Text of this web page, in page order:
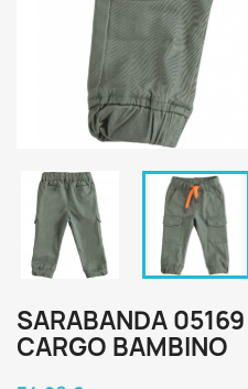
SARABANDA
CARGO BAMBINO